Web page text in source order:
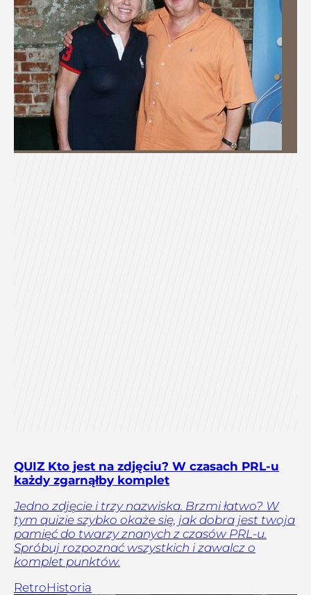
QUIZ Kto jest na zdjęciu? W czasach PRL-u
każdy zgarnąłby komplet
Jedno zdjęcie i trzy nazwiska. Brzmi łatwo? W
tym quizie szybko okaże się, jak dobra jest twoja
pamięć do twarzy znanych z czasów PRL-u.
Spróbuj rozpoznać wszystkich i zawalcz o
komplet punktów.
RetroHistoria